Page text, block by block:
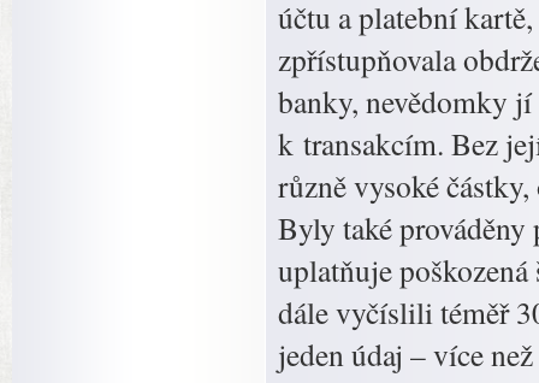
účtu a platební
zpřístupňovala
banky, nevědomky
k transakcím. Bez
různě vysoké
Byly také prováděny
uplatňuje
dále vyčíslili téměř
jeden údaj – více